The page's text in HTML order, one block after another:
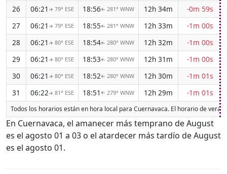
26
06:21 ↑ 79° ESE 18:56↑ 281° WNW 12h 34m
-0m 59s
27
06:21 ↑ 79° ESE 18:55↑ 281° WNW 12h 33m
-1m 00s
28
06:21 ↑ 80° ESE 18:54↑ 280° WNW 12h 32m
-1m 00s
29
06:21 ↑ 80° ESE 18:53↑ 280° WNW 12h 31m
-1m 00s
30
06:21 ↑ 80° ESE 18:52↑ 280° WNW 12h 30m
-1m 01s
31
06:22↑ 81° ESE 18:51 ↑ 279° WNW 12h 29m -1m 01s
Todos los horarios están en hora local para Cuernavaca. El horario de
En Cuernavaca, el amanecer más temprano de August
es el agosto 01 a 03 o el atardecer más tardío de August
es el agosto 01.